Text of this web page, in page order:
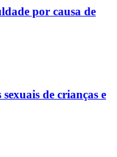
por causa de
de crianças e